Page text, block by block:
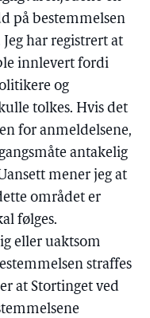
på bestemmelsen
har registrert at
innlevert fordi
og
tolkes. Hvis det
for anmeldelsene,
antakelig
mener jeg at
området er
følges.
eller uaktsom
straffes
at Stortinget ved